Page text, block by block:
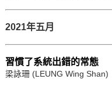
2021年五月
習慣了系統出錯的常態
梁詠珊 (LEUNG Wing Shan)